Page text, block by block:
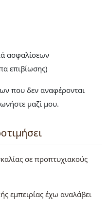
ασφαλίσεων
επιβίωσης)
που δεν αναφέρονται
μαζί μου.
σε προπτυχιακούς
εμπειρίας έχω αναλάβει